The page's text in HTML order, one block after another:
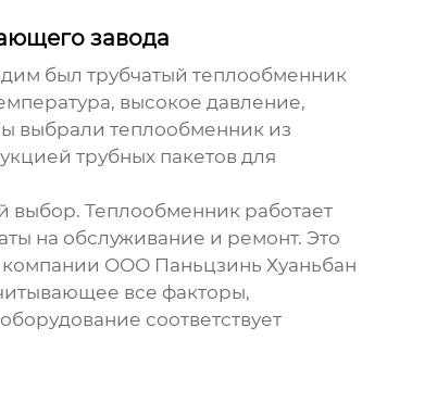
завода
был трубчатый теплообменник
высокое давление,
выбрали теплообменник из
трубных пакетов для
выбор. Теплообменник работает
на обслуживание и ремонт. Это
компании ООО Паньцзинь Хуаньбан
все факторы,
соответствует